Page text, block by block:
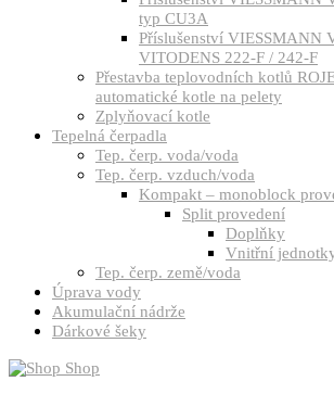
typ CU3A
Příslušenství VIESSMANN
VITODENS 222-F / 242-F
Přestavba teplovodních kotlů
automatické kotle na pelety
Zplyňovací kotle
Tepelná čerpadla
Tep. čerp. voda/voda
Tep. čerp. vzduch/voda
Kompakt – monoblock
Split provedení
Doplňky
Vnitřní
Tep. čerp. země/voda
Úprava vody
Akumulační nádrže
Dárkové šeky
Shop